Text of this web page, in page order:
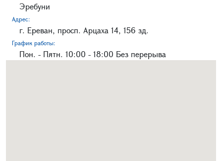
Эребуни
Адрес:
г. Ереван, просп. Арцаха 14, 156 зд.
График работы:
Пон. - Пятн. 10:00 - 18:00 Без перерыва